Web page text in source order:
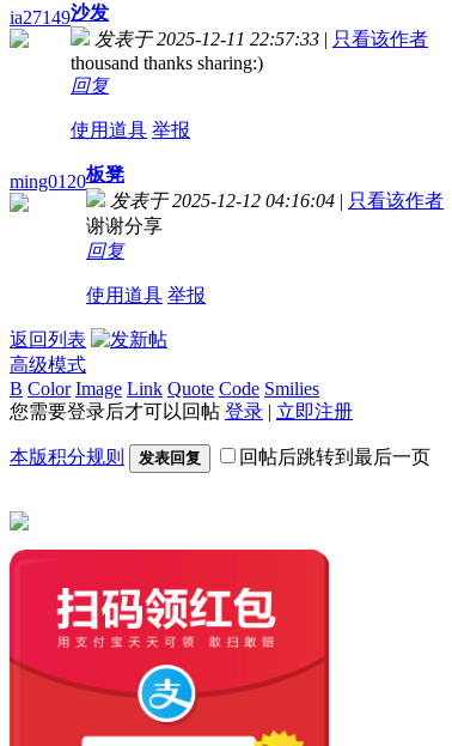
ia27149沙发
发表于 2025-12-11 22:57:33 | 只看该作者
thousand thanks sharing:)
回复
使用道具 举报
ming0120板凳
发表于 2025-12-12 04:16:04 | 只看该作者
谢谢分享
回复
使用道具 举报
返回列表
高级模式
B Color Image Link Quote Code Smilies
您需要登录后才可以回帖 登录 | 立即注册
本版积分规则 发表回复 回帖后跳转到最后一页